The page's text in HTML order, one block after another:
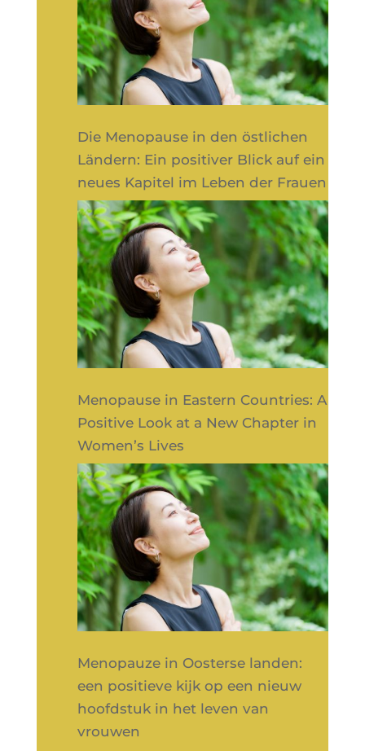
Die Menopause in den östlichen
Ländern: Ein positiver Blick auf ein
neues Kapitel im Leben der Frauen
Menopause in Eastern Countries: A
Positive Look at a New Chapter in
Women’s Lives
Menopauze in Oosterse landen:
een positieve kijk op een nieuw
hoofdstuk in het leven van
vrouwen